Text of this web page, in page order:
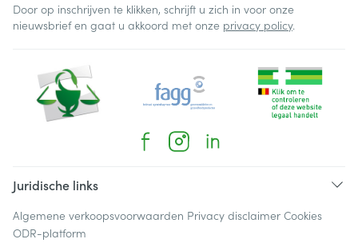
Door op inschrijven te klikken, schrijft u zich in voor onze
nieuwsbrief en gaat u akkoord met onze privacy policy.
Juridische links
Algemene verkoopsvoorwaarden Privacy disclaimer Cookies
ODR-platform